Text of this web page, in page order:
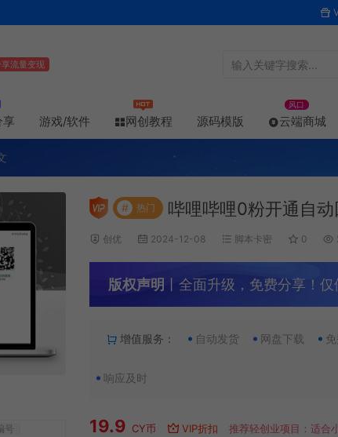
流量变现
享 游戏/软件 网创教程 源码模版 云端商城
风口
号
# 热门 哔哩哔哩0粉开通自
创优 2024-12-08 脚本卡密 0
版权声明 丨全面升级，免费分享！
增值服务： 自动发货 网盘下载
响应及时
19.9 CY币 VIP折扣 推荐轻创业项目：适合